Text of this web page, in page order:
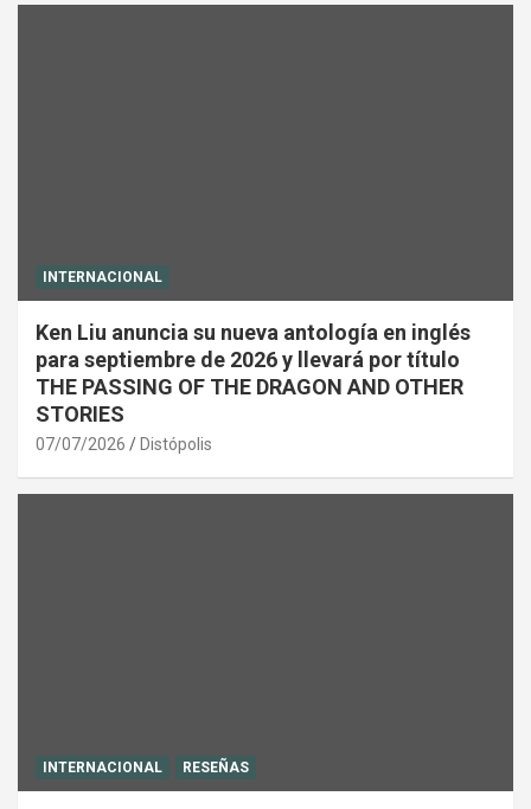
INTERNACIONAL
Ken Liu anuncia su nueva antología en inglés
para septiembre de 2026 y llevará por título
THE PASSING OF THE DRAGON AND OTHER
STORIES
07/07/2026 Distópolis
INTERNACIONAL RESEÑAS